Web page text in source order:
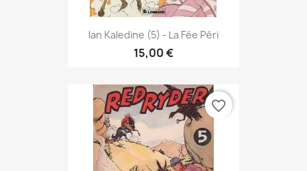
Ian Kaledine (5) - La Fée Péri
15,00 €
favorite_border